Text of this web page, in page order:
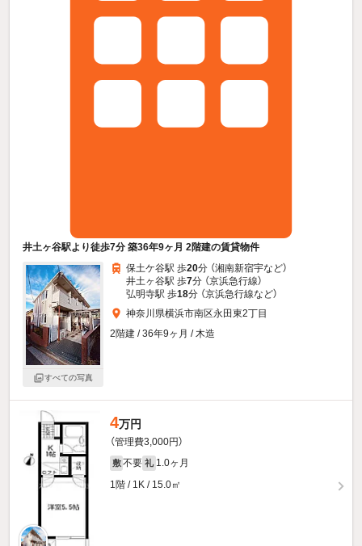
井土ヶ谷駅より徒歩7分 築36年9ヶ月 2階建の賃貸物件
すべての写真
保土ケ谷駅 歩20分 （湘南新宿宇など）
井土ヶ谷駅 歩7分 （京浜急行線）
弘明寺駅 歩18分 （京浜急行線など）
神奈川県横浜市南区永田東2丁目
2階建 / 36年9ヶ月 / 木造
4万円
（管理費3,000円）
敷 不要 礼 1.0ヶ月
1階 / 1K / 15.0㎡